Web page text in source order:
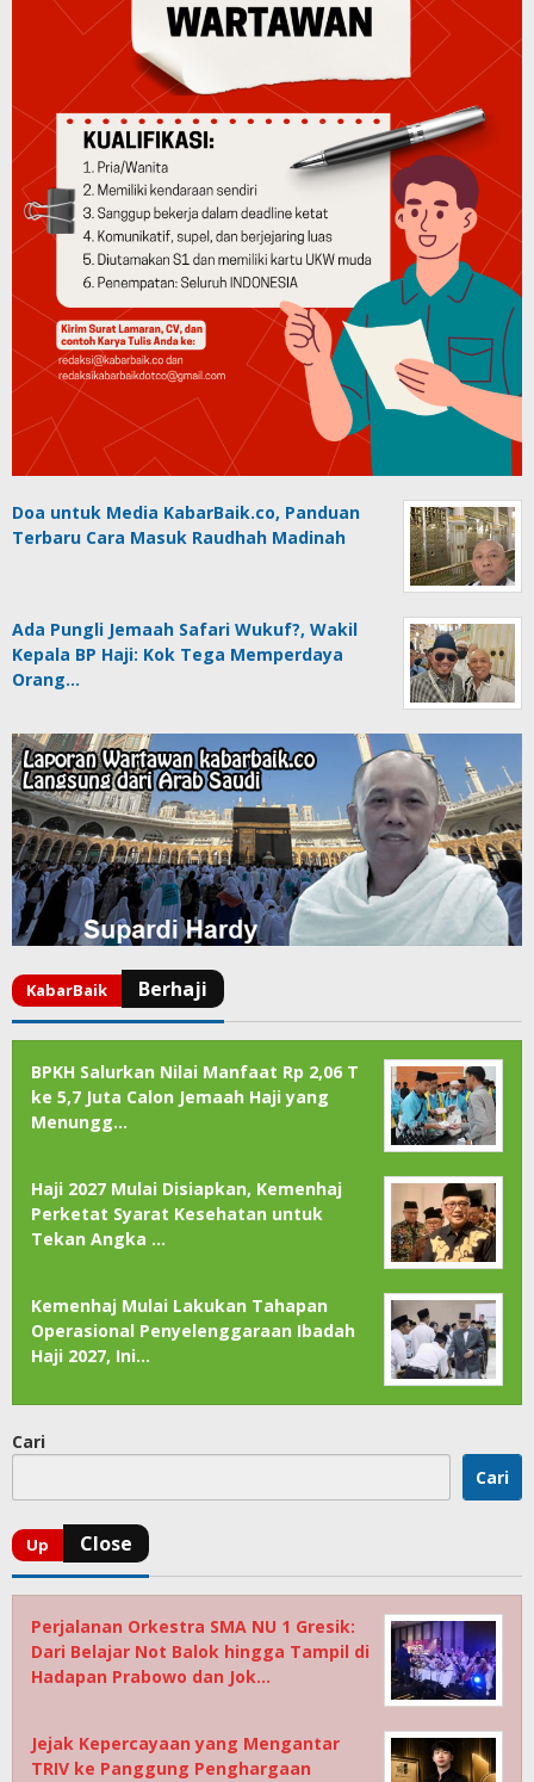
Doa untuk Media KabarBaik.co, Panduan
Terbaru Cara Masuk Raudhah Madinah
Ada Pungli Jemaah Safari Wukuf?, Wakil
Kepala BP Haji: Kok Tega Memperdaya
Orang…
BPKH Salurkan Nilai Manfaat Rp 2,06 T
ke 5,7 Juta Calon Jemaah Haji yang
Menungg…
Haji 2027 Mulai Disiapkan, Kemenhaj
Perketat Syarat Kesehatan untuk
Tekan Angka …
Kemenhaj Mulai Lakukan Tahapan
Operasional Penyelenggaraan Ibadah
Haji 2027, Ini…
Cari
Cari
Perjalanan Orkestra SMA NU 1 Gresik:
Dari Belajar Not Balok hingga Tampil di
Hadapan Prabowo dan Jok…
Jejak Kepercayaan yang Mengantar
TRIV ke Panggung Penghargaan